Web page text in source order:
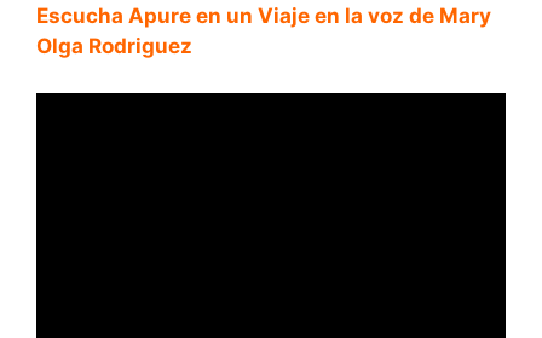
Escucha Apure en un Viaje en la voz de Mary
Olga Rodriguez